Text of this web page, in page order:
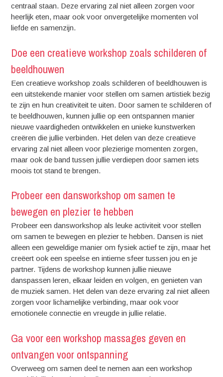
centraal staan. Deze ervaring zal niet alleen zorgen voor
heerlijk eten, maar ook voor onvergetelijke momenten vol
liefde en samenzijn.
Doe een creatieve workshop zoals schilderen of
beeldhouwen
Een creatieve workshop zoals schilderen of beeldhouwen is
een uitstekende manier voor stellen om samen artistiek bezig
te zijn en hun creativiteit te uiten. Door samen te schilderen of
te beeldhouwen, kunnen jullie op een ontspannen manier
nieuwe vaardigheden ontwikkelen en unieke kunstwerken
creëren die jullie verbinden. Het delen van deze creatieve
ervaring zal niet alleen voor plezierige momenten zorgen,
maar ook de band tussen jullie verdiepen door samen iets
moois tot stand te brengen.
Probeer een dansworkshop om samen te
bewegen en plezier te hebben
Probeer een dansworkshop als leuke activiteit voor stellen
om samen te bewegen en plezier te hebben. Dansen is niet
alleen een geweldige manier om fysiek actief te zijn, maar het
creëert ook een speelse en intieme sfeer tussen jou en je
partner. Tijdens de workshop kunnen jullie nieuwe
danspassen leren, elkaar leiden en volgen, en genieten van
de muziek samen. Het delen van deze ervaring zal niet alleen
zorgen voor lichamelijke verbinding, maar ook voor
emotionele connectie en vreugde in jullie relatie.
Ga voor een workshop massages geven en
ontvangen voor ontspanning
Overweeg om samen deel te nemen aan een workshop